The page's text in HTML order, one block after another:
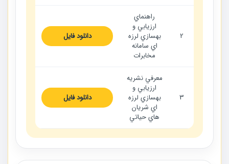
2
راهنماي
ارزيابي و
بهسازي لرزه
اي سامانه
مخابرات
دانلود فایل
3
معرفي نشريه
ارزيابي و
بهسازي لرزه
اي شريان
هاي حياتي
دانلود فایل